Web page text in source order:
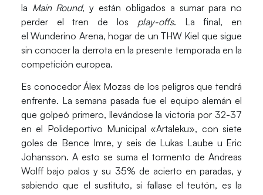
la Main Round, y están obligados a sumar para no
perder el tren de los play-offs. La final, en
elWunderino Arena, hogar de unTHW Kiel que sigue
sin conocer la derrota en la presente temporada en la
competición europea.
Es conocedorÁlex Mozas de los peligros que tendrá
enfrente. La semana pasada fue el equipo alemán el
que golpeó primero, llevándose la victoria por 32-37
en el Polideportivo Municipal «Artaleku», con siete
goles de Bence Imre, y seis de Lukas Laube u Eric
Johansson. A esto se suma el tormento deAndreas
Wolffbajo palos y su 35% de acierto en paradas, y
sabiendo que el sustituto, si fallase el teutón, es la